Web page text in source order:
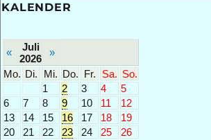
KALENDER
«
Juli
2026
»
Mo. Di. Mi. Do. Fr. Sa. So.
1
2 3 4
5
6
7 8 9 10 11
12
13
14 15 16 17 18
19
20
21 22 23 24 25
26